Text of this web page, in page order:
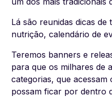
Lá são reunidas dicas de
nutrição, calendário de
Teremos banners e
para que os milhares de
categorias, que acessam
possam ficar por dentro